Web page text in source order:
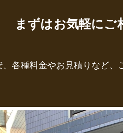
まずはお気軽にご
各種料金やお見積りなど